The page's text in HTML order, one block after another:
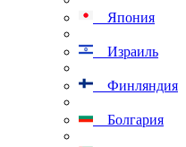
Япония
Израиль
Финляндия
Болгария